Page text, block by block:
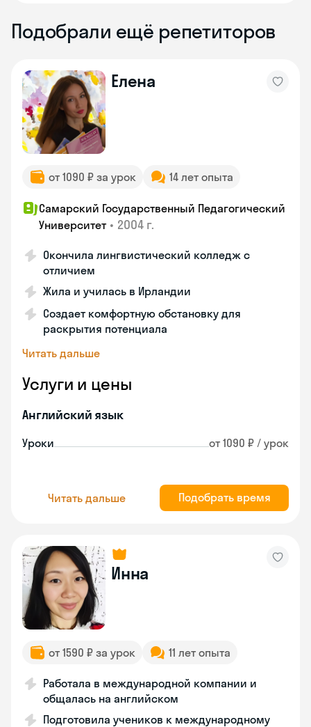
Подобрали ещё репетиторов
Елена
от 1090 ₽ за урок 14 лет опыта
Самарский Государственный Педагогический
Университет • 2004 г.
Окончила лингвистический колледж с
отличием
Жила и училась в Ирландии
Создает комфортную обстановку для
раскрытия потенциала
Читать дальше
Услуги и цены
Английский язык
Уроки от 1090 ₽ / урок
Читать дальше Подобрать время
Инна
от 1590 ₽ за урок 11 лет опыта
Работала в международной компании и
общалась на английском
Подготовила учеников к международному